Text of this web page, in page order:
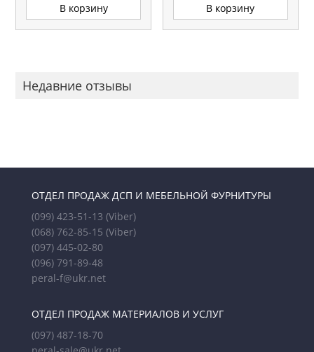
В корзину В корзину
Недавние отзывы
ОТДЕЛ ПРОДАЖ ДСП И МЕБЕЛЬНОЙ ФУРНИТУРЫ
(099) 423-51-13 (Viber)
(068) 762-85-15 (Viber)
(097) 445-02-80
(096) 791-89-48
peral-f@ukr.net
ОТДЕЛ ПРОДАЖ МАТЕРИАЛОВ И УСЛУГ
(097) 487-18-70